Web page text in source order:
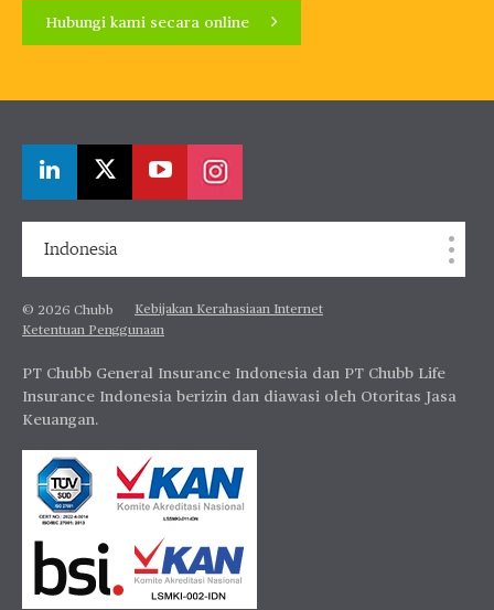
Hubungi kami secara online
Indonesia
© 2026 Chubb
Kebijakan Kerahasiaan Internet
Ketentuan Penggunaan
PT Chubb General Insurance Indonesia dan PT Chubb Life
Insurance Indonesia berizin dan diawasi oleh Otoritas Jasa
Keuangan.